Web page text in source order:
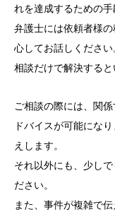
れを達成するための手
弁護士には依頼者様
心してお話しください
相談だけで解決すると
ご相談の際には、関
ドバイスが可能にな
えします。
それ以外にも、少し
ださい。
また、事件が複雑で